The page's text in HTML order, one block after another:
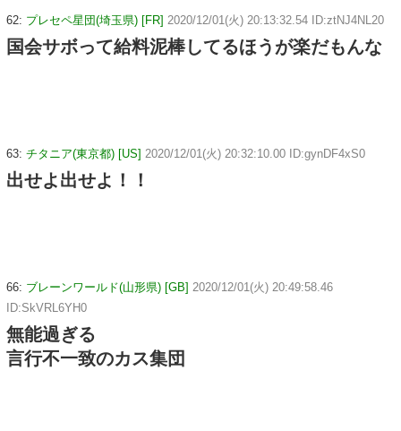
62: プレセペ星団(埼玉県) [FR] 2020/12/01(火) 20:13:32.54 ID:ztNJ4NL20
国会サボって給料泥棒してるほうが楽だもんな
63: チタニア(東京都) [US] 2020/12/01(火) 20:32:10.00 ID:gynDF4xS0
出せよ出せよ！！
66: ブレーンワールド(山形県) [GB] 2020/12/01(火) 20:49:58.46
ID:SkVRL6YH0
無能過ぎる
言行不一致のカス集団